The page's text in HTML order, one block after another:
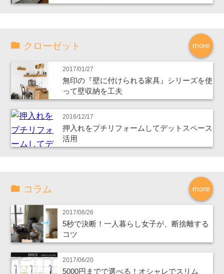
more
クローゼット
2017/01/27
無印の『壁に付けられる家具』シリーズを使
って壁収納を工夫
2016/12/17
押入れをプチリフォームしてデットスペース
活用
more
コラム
2017/06/26
5秒で決断！一人暮らし女子が、断捨離する
コツ
2017/06/20
5000円までで選べる！オシャレでスリム